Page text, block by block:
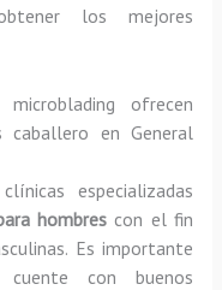
los mejores
ofrecen
caballero en General
especializadas
hombrescon el fin
Es importante
con buenos